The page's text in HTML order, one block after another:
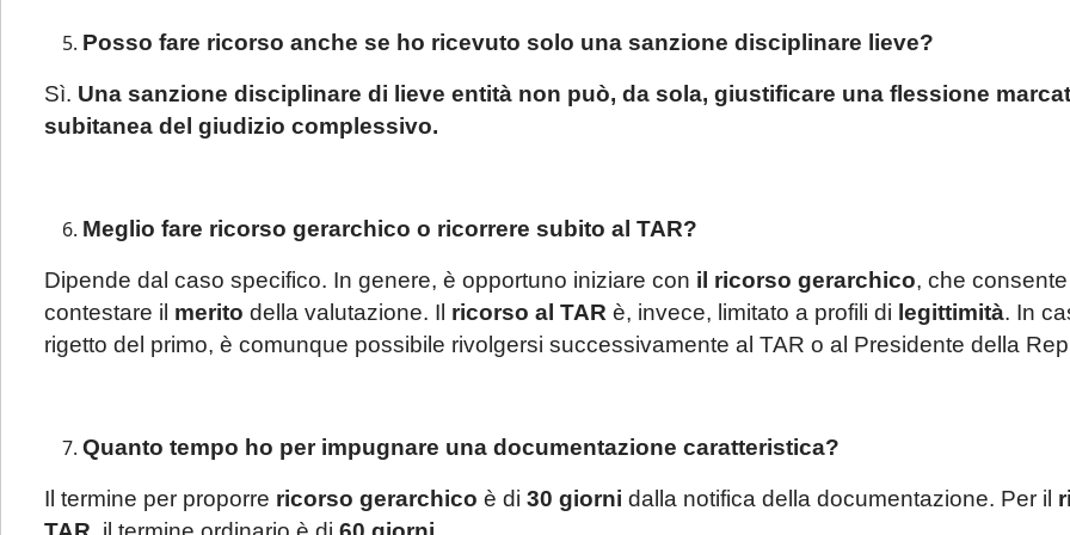
Posso fare ricorso anche se ho ricevuto solo una sanzione disciplinare lieve?
Sì. Una sanzione disciplinare di lieve entità non può, da sola, giustificare una flessione
subitanea del giudizio complessivo.
Meglio fare ricorso gerarchico o ricorrere subito al TAR?
Dipende dal caso specifico. In genere, è opportuno iniziare con il ricorso gerarchico, che
contestare il merito della valutazione. Il ricorso al TAR è, invece, limitato a profili di legittimità. In
rigetto del primo, è comunque possibile rivolgersi successivamente al TAR o al Presidente della
Quanto tempo ho per impugnare una documentazione caratteristica?
Il termine per proporre ricorso gerarchico è di 30 giorni dalla notifica della documentazione. Per il
Gentile Cliente,
3 agosto al 28 agosto 2026 i servizi legali saranno garantiti
seguito esposto
Se ci contatta per la prima volta
consulenza pervenuta in questo periodo sarà gestita in
fronte di un compenso di€ 180,00, in ragione del periodo di
Studio.Si precisa che tale maggiorazione non comporta un
prioritario
: l'appuntamento sarà calendarizzato in base alla
invita a mandare una mail con richiesta di prenotazione.
Sarà comunque garantita assistenza urgente